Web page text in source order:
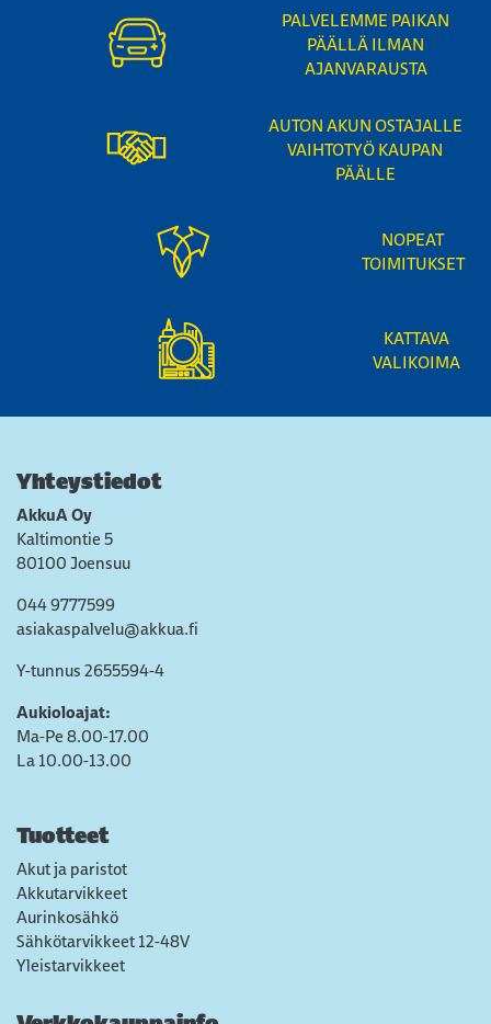
PALVELEMME PAIKAN
PÄÄLLÄ ILMAN
AJANVARAUSTA
AUTON AKUN OSTAJALLE
VAIHTOTYÖ KAUPAN
PÄÄLLE
NOPEAT
TOIMITUKSET
KATTAVA
VALIKOIMA
Yhteystiedot
AkkuA Oy
Kaltimontie 5
80100 Joensuu
044 9777599
asiakaspalvelu@akkua.fi
Y-tunnus 2655594-4
Aukioloajat:
Ma-Pe 8.00-17.00
La 10.00-13.00
Tuotteet
Akut ja paristot
Akkutarvikkeet
Aurinkosähkö
Sähkötarvikkeet 12-48V
Yleistarvikkeet